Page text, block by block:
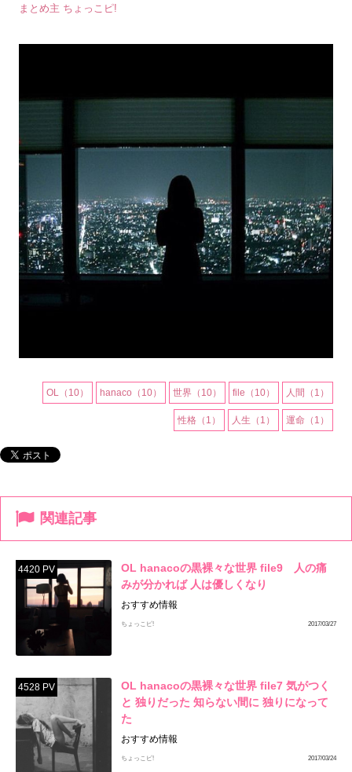
まとめ主 ちょっこピ!
OL（10） hanaco（10） 世界（10） file（10） 人間（1）
性格（1） 人生（1） 運命（1）
関連記事
4420 PV
OL hanacoの黒裸々な世界 file9 人の痛
みが分かれば 人は優しくなり
おすすめ情報
ちょっこピ! 2017/03/27
4528 PV
OL hanacoの黒裸々な世界 file7 気がつく
と 独りだった 知らない間に 独りになって
た
おすすめ情報
ちょっこピ! 2017/03/24